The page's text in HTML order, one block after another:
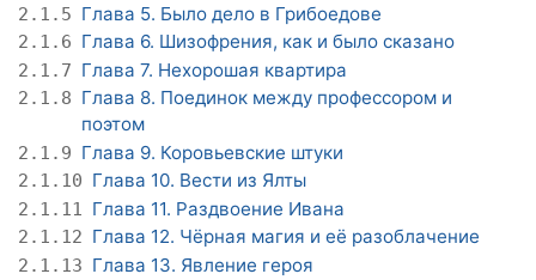
2.1.5 Глава 5. Было дело в Грибоедове
2.1.6 Глава 6. Шизофрения, как и было сказано
2.1.7 Глава 7. Нехорошая квартира
2.1.8 Глава 8. Поединок между профессором и
поэтом
2.1.9 Глава 9. Коровьевские штуки
2.1.10 Глава 10. Вести из Ялты
2.1.11 Глава 11. Раздвоение Ивана
2.1.12 Глава 12. Чёрная магия и её разоблачение
2.1.13 Глава 13. Явление героя